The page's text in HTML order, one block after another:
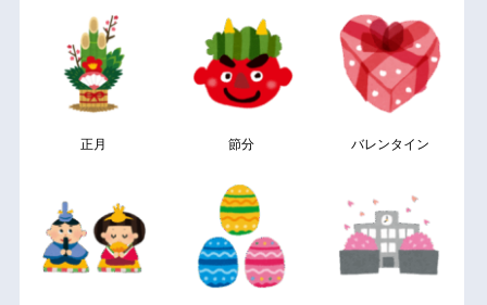
正月 節分 バレンタイン